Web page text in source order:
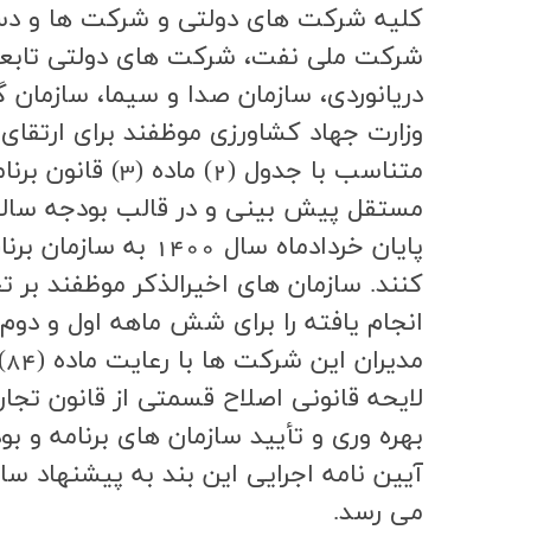
كليه شركت هاي دولتي و شركت ها و
شركت ملي نفت، شركت هاي دولتي تابعه
دريانوردي، سازمان صدا و سيما،
وزارت جهاد كشاورزي موظفند براي
متناسب با
مستقل پيش بيني و در قالب بودجه
پايان خردادماه
كنند. سازمان هاي اخيرالذكر
انجام يافته را براي شش ماهه اول و
بهره وري و تأييد سازمان هاي برنامه
آيين نامه اجرايي اين بند به پيشنهاد
مي رسد.